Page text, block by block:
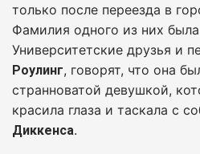
только после переезда в
Фамилия одного из них была
Университетские друзья и
Роулинг, говорят, что она
странноватой девушкой,
красила глаза и таскала с
Диккенса.